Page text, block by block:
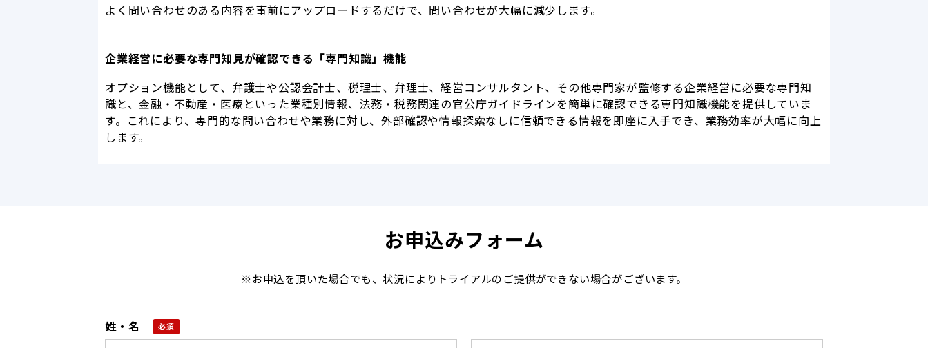
よく問い合わせのある内容を事前にアップロードするだけで、問い合わせが大幅に減少します。
企業経営に必要な専門知見が確認できる「専門知識」機能
オプション機能として、弁護士や公認会計士、税理士、弁理士、経営コンサルタント、その他専門家が監修する企業経営に必要な専門知
識と、金融・不動産・医療といった業種別情報、法務・税務関連の官公庁ガイドラインを簡単に確認できる専門知識機能を提供していま
す。これにより、専門的な問い合わせや業務に対し、外部確認や情報探索なしに信頼できる情報を即座に入手でき、業務効率が大幅に向上
します。
お申込みフォーム
※お申込を頂いた場合でも、状況によりトライアルのご提供ができない場合がございます。
姓・名